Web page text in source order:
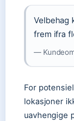
Velbehag
frem ifra
—
For
lokasjoner
uavhengige